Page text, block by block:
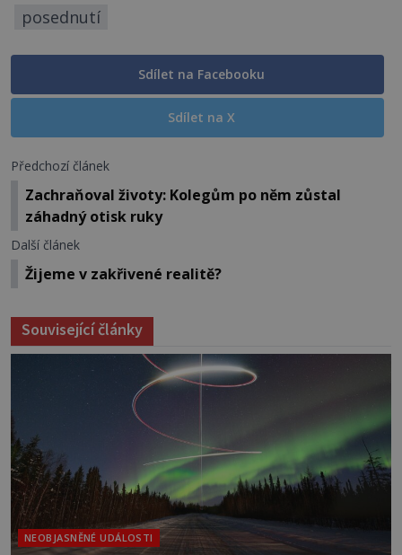
posednutí
Sdílet na Facebooku
Sdílet na X
Předchozí článek
Zachraňoval životy: Kolegům po něm zůstal
záhadný otisk ruky
Další článek
Žijeme v zakřivené realitě?
Související články
NEOBJASNĚNÉ UDÁLOSTI